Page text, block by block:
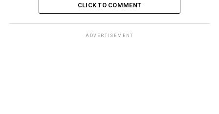
CLICK TO COMMENT
ADVERTISEMENT